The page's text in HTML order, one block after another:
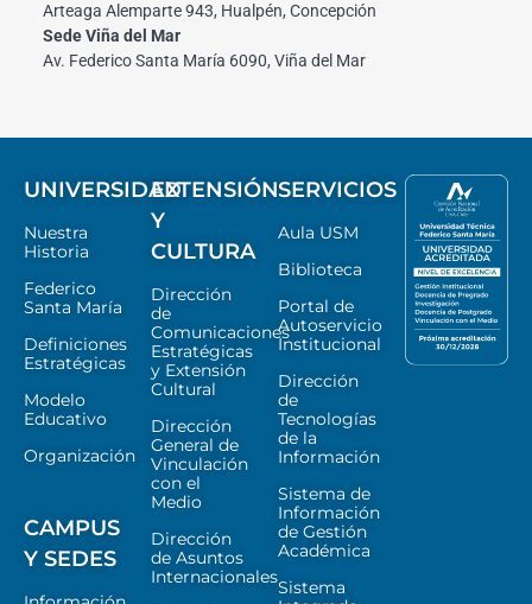
Arteaga Alemparte 943, Hualpén, Concepción
Sede Viña del Mar
Av. Federico Santa María 6090, Viña del Mar
UNIVERSIDAD
Nuestra
Historia
Federico
Santa María
Definiciones
Estratégicas
Modelo
Educativo
Organización
CAMPUS
Y SEDES
EXTENSIÓN
Y
CULTURA
Dirección
de
Comunicaciones
Estratégicas
y Extensión
Cultural
Dirección
General de
Vinculación
con el
Medio
Dirección
de Asuntos
Internacionales
SERVICIOS
Aula USM
Biblioteca
Portal de
Autoservicio
Institucional
Dirección
de
Tecnologías
de la
Información
Sistema de
Información
de Gestión
Académica
Sistema